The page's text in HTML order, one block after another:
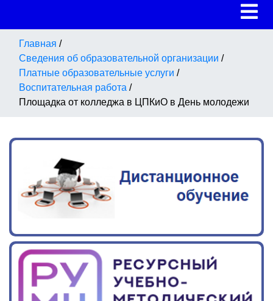
Главная /
Сведения об образовательной организации /
Платные образовательные услуги /
Воспитательная работа /
Площадка от колледжа в ЦПКиО в День молодежи